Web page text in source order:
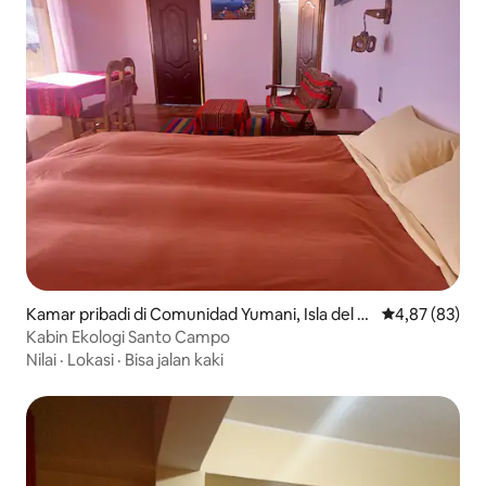
Kamar pribadi di Comunidad Yumani, Isla del S
ol
Nilai rata-rata
4,87 (83)
Kabin Ekologi Santo Campo
Nilai · Lokasi · Bisa jalan kaki